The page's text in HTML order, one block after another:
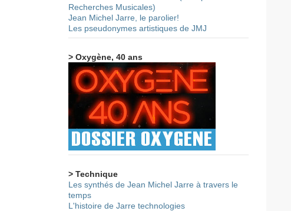
Recherches Musicales)
Jean Michel Jarre, le parolier!
Les pseudonymes artistiques de JMJ
> Oxygène, 40 ans
> Technique
Les synthés de Jean Michel Jarre à travers le
temps
L'histoire de Jarre technologies